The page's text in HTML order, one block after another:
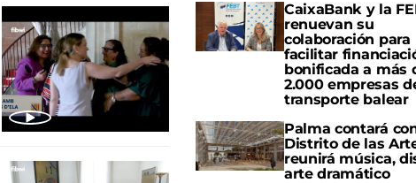
CaixaBank y la
renuevan su
colaboración para
facilitar
bonificada a más
2.000 empresas
transporte balear
Palma contará
Distrito de las
reunirá música,
arte dramático